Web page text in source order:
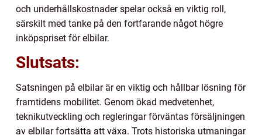
och underhållskostnader spelar också en viktig roll,
särskilt med tanke på den fortfarande något högre
inköpspriset för elbilar.
Slutsats:
Satsningen på elbilar är en viktig och hållbar lösning för
framtidens mobilitet. Genom ökad medvetenhet,
teknikutveckling och regleringar förväntas försäljningen
av elbilar fortsätta att växa. Trots historiska utmaningar